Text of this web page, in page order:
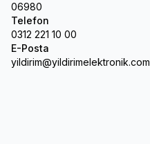
06980
Telefon
0312 221 10 00
E-Posta
yildirim@yildirimelektronik.com